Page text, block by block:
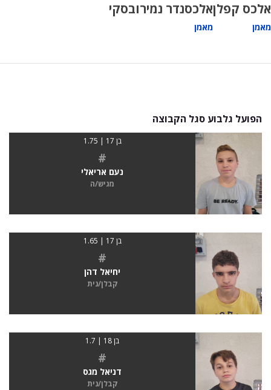
אלכס קפלן
מאמן
אלכסנדר נמירובסקי
מאמן
הפועל גלבוע סגל הקבוצה
בן 17 | 1.75
#
נעם אריאלי
מגיש/ה
בן 17 | 1.65
#
יחיאל דהן
קבלן/נית
בן 18 | 1.7
#
דניאל מגס
קבלן/נית